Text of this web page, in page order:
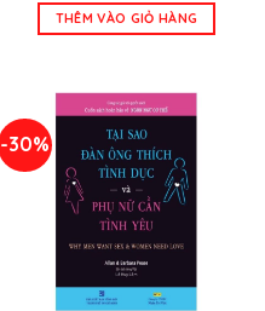
là:
179.000 ₫.
tại
THÊM VÀO GIỎ HÀNG
-30%